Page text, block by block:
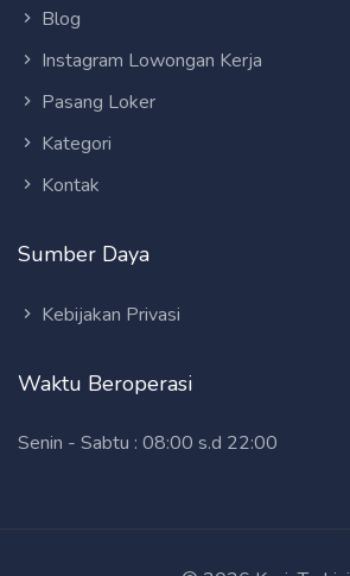
Blog
Instagram Lowongan Kerja
Pasang Loker
Kategori
Kontak
Sumber Daya
Kebijakan Privasi
Waktu Beroperasi
Senin - Sabtu : 08:00 s.d 22:00